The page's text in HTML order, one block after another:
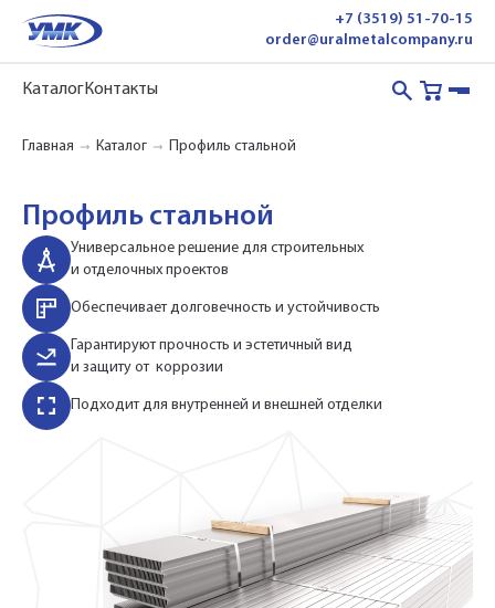
+7 (3519) 51-70-15
order@uralmetalcompany.ru
КаталогКонтакты
Главная Каталог Профиль стальной
Профиль стальной
Универсальное решение для строительных
и отделочных проектов
Обеспечивает долговечность и устойчивость
Гарантируют прочность и эстетичный вид
и защиту от коррозии
Подходит для внутренней и внешней отделки